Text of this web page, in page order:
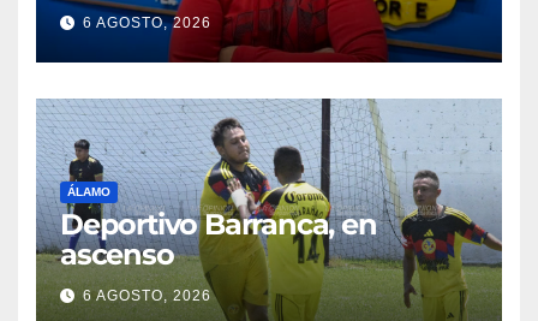
6 AGOSTO, 2026
ÁLAMO
Deportivo Barranca, en
ascenso
6 AGOSTO, 2026